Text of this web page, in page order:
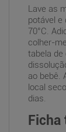
Lave as
potável e
70°C.
colher-
tabela de
ao bebê.
local
dias.
Ficha